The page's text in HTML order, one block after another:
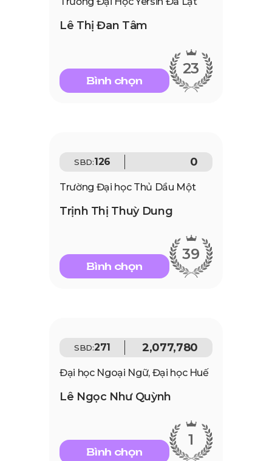
Lê Thị Đan Tâm
Bình chọn
23
SBD:126 0
Trường Đại học Thủ Dầu Một
Trịnh Thị Thuỳ Dung
Bình chọn
39
SBD:271 2,077,780
Đại học Ngoại Ngữ, Đại học Huế
Lê Ngọc Như Quỳnh
Bình chọn
1